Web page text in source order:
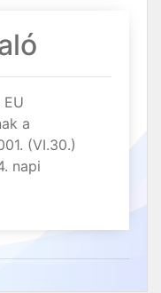
a
(VI.30.)
napi